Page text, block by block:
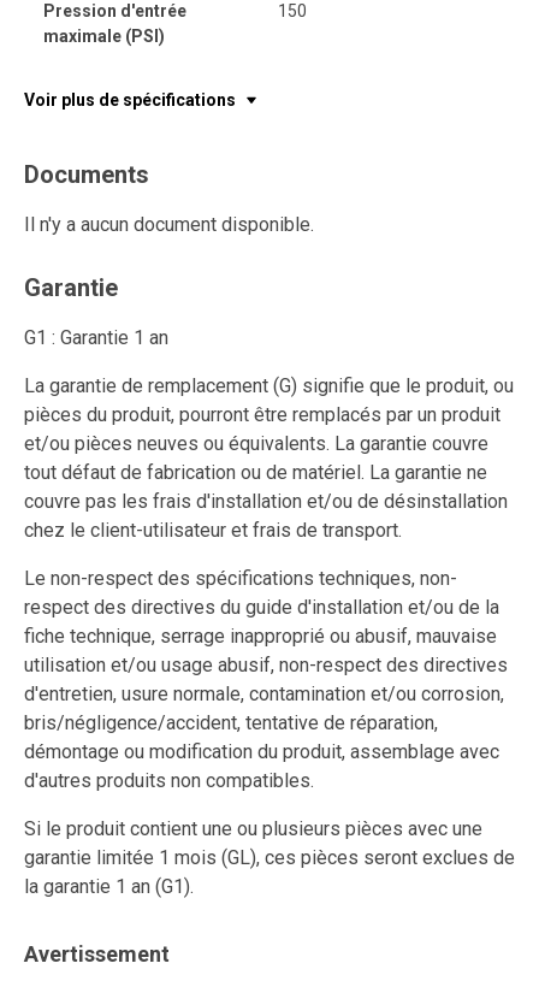
Pression d'entrée
maximale (PSI)
150
Voir plus de spécifications
Documents
Il n'y a aucun document disponible.
Garantie
G1 : Garantie 1 an
La garantie de remplacement (G) signifie que le produit, ou
pièces du produit, pourront être remplacés par un produit
et/ou pièces neuves ou équivalents. La garantie couvre
tout défaut de fabrication ou de matériel. La garantie ne
couvre pas les frais d'installation et/ou de désinstallation
chez le client-utilisateur et frais de transport.
Le non-respect des spécifications techniques, non-
respect des directives du guide d'installation et/ou de la
fiche technique, serrage inapproprié ou abusif, mauvaise
utilisation et/ou usage abusif, non-respect des directives
d'entretien, usure normale, contamination et/ou corrosion,
bris/négligence/accident, tentative de réparation,
démontage ou modification du produit, assemblage avec
d'autres produits non compatibles.
Si le produit contient une ou plusieurs pièces avec une
garantie limitée 1 mois (GL), ces pièces seront exclues de
la garantie 1 an (G1).
Avertissement